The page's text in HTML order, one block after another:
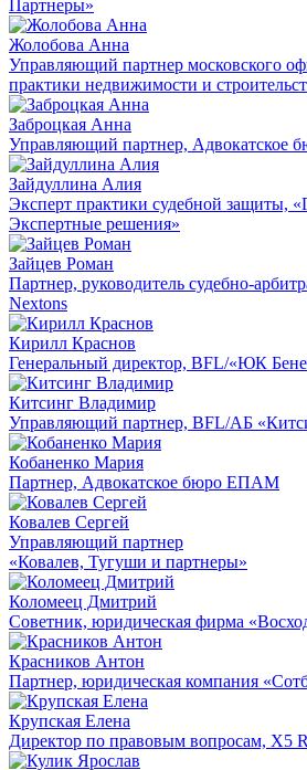
Партнеры»
Жолобова Анна
Управляющий партнер московского
практики недвижимости и
Заброцкая Анна
Управляющий партнер, Адвокатское
Зайдуллина Алия
Эксперт практики судебной защиты,
Экспертные решения»
Зайцев Роман
Партнер, руководитель судебно-
Nextons
Кирилл Краснов
Генеральный директор, BFL/«ЮК
Китсинг Владимир
Управляющий партнер, BFL/АБ
Кобаненко Мария
Партнер, Адвокатское бюро ЕПАМ
Ковалев Сергей
Управляющий партнер
«Ковалев, Тугуши и партнеры»
Коломеец Дмитрий
Советник, юридическая фирма
Красников Антон
Партнер, юридическая компания
Крупская Елена
Директор по правовым вопросам, X5